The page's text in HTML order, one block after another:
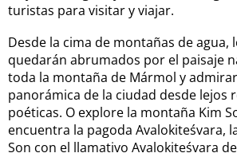
turistas para visitar y viajar.
Desde la cima de montañas de agua,
quedarán abrumados por el paisaje
toda la montaña de Mármol y
panorámica de la ciudad desde lejos
poéticas. O explore la montaña Kim
encuentra la pagoda Avalokiteśvara,
Son con el llamativo Avalokiteśvara